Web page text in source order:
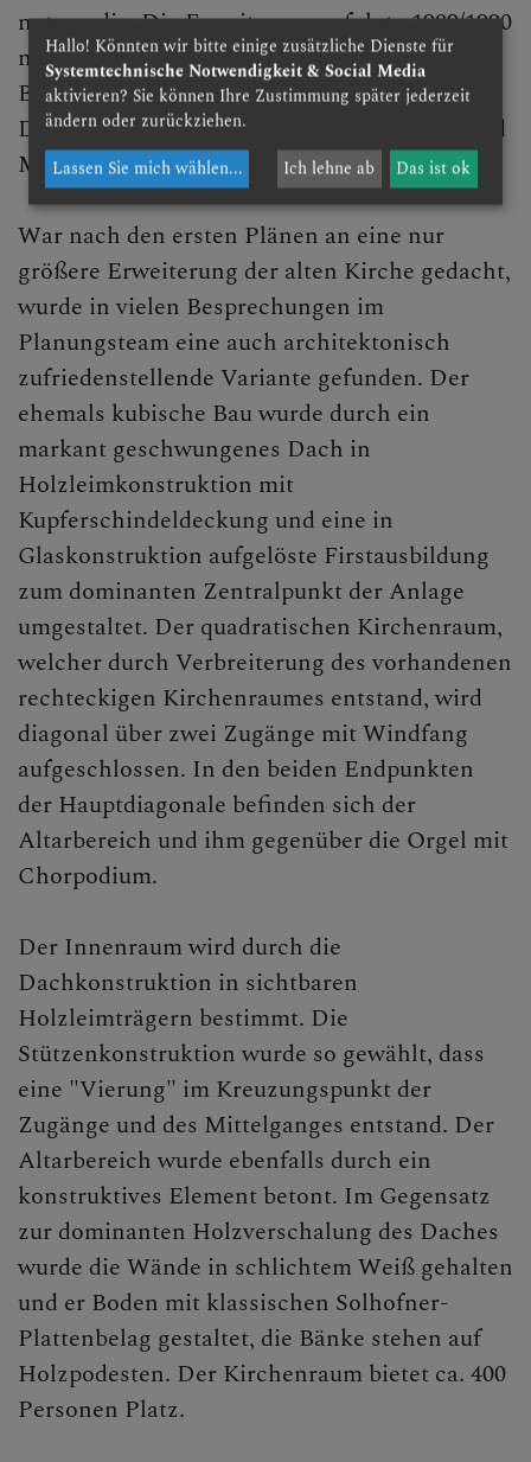
notwendig. Die Erweiterung erfolgte 1989/1990
nach den Plänen des Architektenteams
Binder&Binder - Dr.tech.DiplIng. Franz und
DiplIng. Monika Binder, selbst Mitglieder und
Mitarbeiter der Pfarrgemeinde.
War nach den ersten Plänen an eine nur
größere Erweiterung der alten Kirche gedacht,
wurde in vielen Besprechungen im
Planungsteam eine auch architektonisch
zufriedenstellende Variante gefunden. Der
ehemals kubische Bau wurde durch ein
markant geschwungenes Dach in
Holzleimkonstruktion mit
Kupferschindeldeckung und eine in
Glaskonstruktion aufgelöste Firstausbildung
zum dominanten Zentralpunkt der Anlage
umgestaltet. Der quadratischen Kirchenraum,
welcher durch Verbreiterung des vorhandenen
rechteckigen Kirchenraumes entstand, wird
diagonal über zwei Zugänge mit Windfang
aufgeschlossen. In den beiden Endpunkten
der Hauptdiagonale befinden sich der
Altarbereich und ihm gegenüber die Orgel mit
Chorpodium.
Der Innenraum wird durch die
Dachkonstruktion in sichtbaren
Holzleimträgern bestimmt. Die
Stützenkonstruktion wurde so gewählt, dass
eine "Vierung" im Kreuzungspunkt der
Zugänge und des Mittelganges entstand. Der
Altarbereich wurde ebenfalls durch ein
konstruktives Element betont. Im Gegensatz
zur dominanten Holzverschalung des Daches
wurde die Wände in schlichtem Weiß gehalten
und er Boden mit klassischen Solhofner-
Plattenbelag gestaltet, die Bänke stehen auf
Holzpodesten. Der Kirchenraum bietet ca. 400
Personen Platz.
Hallo! Könnten wir bitte einige zusätzliche Dienste für
Systemtechnische Notwendigkeit & Social Media
aktivieren? Sie können Ihre Zustimmung später jederzeit
ändern oder zurückziehen.
Lassen Sie mich wählen... Ich lehne ab Das ist ok